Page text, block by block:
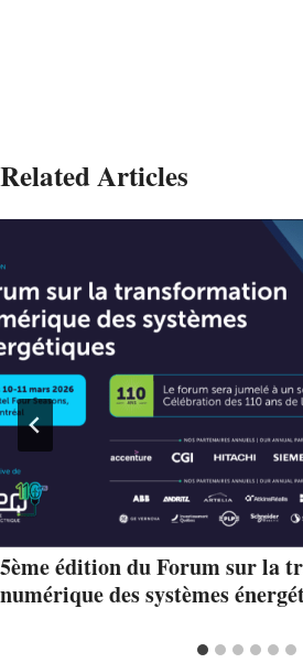
Related Articles
5ème édition du Forum sur la
numérique des systèmes